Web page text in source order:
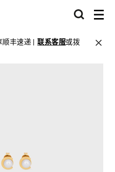
顺丰速递 |联系客服或拨